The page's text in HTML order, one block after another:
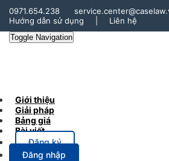
0971.654.238
Hướng dẫn sử dụng
Liên hệ
Toggle Navigation
Giới thiệu
Giải pháp
Bảng giá
Bài viết
Đăng ký
Đăng nhập